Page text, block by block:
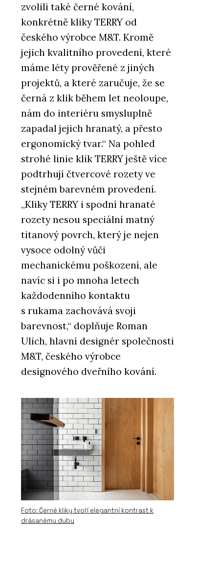
zvolili také černé kování,
konkrétně kliky TERRY od
českého výrobce M&T. Kromě
jejich kvalitního provedení, které
máme léty prověřené z jiných
projektů, a které zaručuje, že se
černá z klik během let neoloupe,
nám do interiéru smysluplně
zapadal jejich hranatý, a přesto
ergonomický tvar.“ Na pohled
strohé linie klik TERRY ještě více
podtrhují čtvercové rozety ve
stejném barevném provedení.
„Kliky TERRY i spodní hranaté
rozety nesou speciální matný
titanový povrch, který je nejen
vysoce odolný vůči
mechanickému poškození, ale
navíc si i po mnoha letech
každodenního kontaktu
s rukama zachovává svoji
barevnost,“ doplňuje Roman
Ulich, hlavní designér společnosti
M&T, českého výrobce
designového dveřního kování.
Foto: Černé kliky tvoří elegantní kontrast k
drásanému dubu